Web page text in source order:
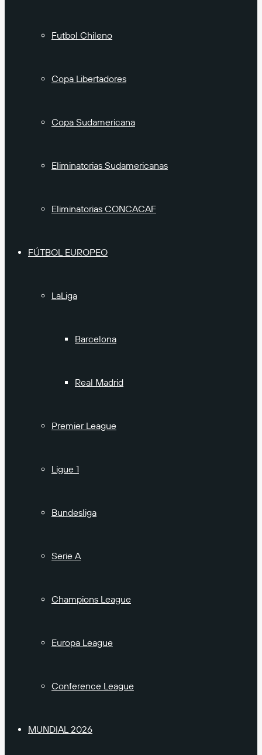
Futbol Chileno
Copa Libertadores
Copa Sudamericana
Eliminatorias Sudamericanas
Eliminatorias CONCACAF
FÚTBOL EUROPEO
LaLiga
Barcelona
Real Madrid
Premier League
Ligue 1
Bundesliga
Serie A
Champions League
Europa League
Conference League
MUNDIAL 2026